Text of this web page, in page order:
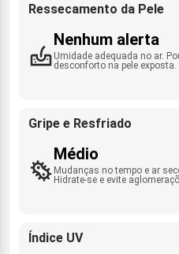
Ressecamento da Pele
Nenhum alerta
Umidade adequada no ar.
desconforto na pele exposta.
Gripe e Resfriado
Médio
Mudanças no tempo e ar
Hidrate-se e evite
Índice UV